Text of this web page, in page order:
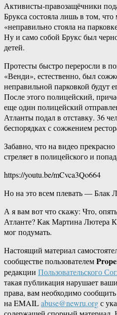
Активисты-правозащёчники
Брукса состояла лишь в том,
«неправильно стояла на
Ну и само собой Брукс был
детей.
Протесты быстро переросли в
«Венди», естественно, был
неправильной парковкой будут
После этого полицейский,
еще один полицейский
Атланты подал в отставку. 36
беспорядках с сожжением
Забавно, что на видео
стреляет в полицейского и
https://youtu.be/mCvca3Qo664
Но на это всем плевать — Блак
А я вам вот что скажу: Что,
Атланте? Как Мартина Лютера
мог подумать.
Настоящий материал
сообществе пользователем
редакции Пользовательского
такая публикация нарушает
права, вам необходимо
на EMAILabuse@newru.orgс